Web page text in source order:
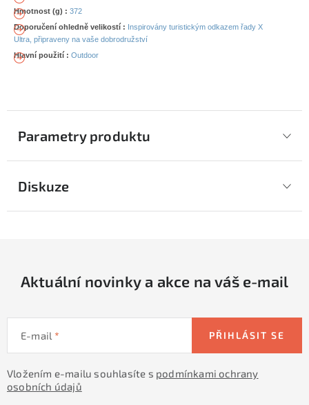
Hmotnost (g) : 372
Doporučení ohledně velikostí : Inspirovány turistickým odkazem řady X
Ultra, připraveny na vaše dobrodružství
Hlavní použití : Outdoor
Parametry produktu
Diskuze
Aktuální novinky a akce na váš e-mail
E-mail
Vložením e-mailu souhlasíte s podmínkami ochrany
osobních údajů
PŘIHLÁSIT SE